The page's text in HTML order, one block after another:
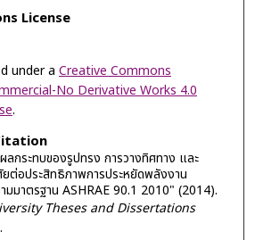
License
under a Creative Commons
No Derivative Works 4.0
.
ลกระทบของรูปทรง การวางทิศทาง และ
ต่อประสิทธิภาพการประหยัดพลังงาน
มมาตรฐาน ASHRAE 90.1 2010" (2014).
Theses and Dissertations